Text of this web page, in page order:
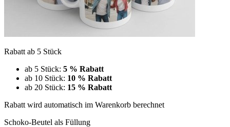
Rabatt ab 5 Stück
ab 5 Stück: 5 % Rabatt
ab 10 Stück: 10 % Rabatt
ab 20 Stück: 15 % Rabatt
Rabatt wird automatisch im Warenkorb berechnet
Schoko-Beutel als Füllung